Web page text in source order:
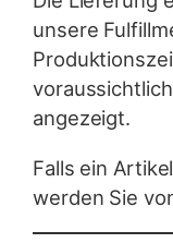
unsere
angezeigt.
Falls ein
werden Sie